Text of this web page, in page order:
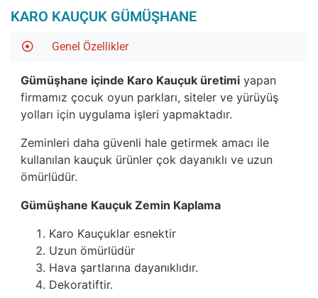
KARO KAUÇUK GÜMÜŞHANE
Genel Özellikler
Gümüşhane içinde Karo Kauçuk üretimi yapan
firmamız çocuk oyun parkları, siteler ve yürüyüş
yolları için uygulama işleri yapmaktadır.
Zeminleri daha güvenli hale getirmek amacı ile
kullanılan kauçuk ürünler çok dayanıklı ve uzun
ömürlüdür.
Gümüşhane Kauçuk Zemin Kaplama
Karo Kauçuklar esnektir
Uzun ömürlüdür
Hava şartlarına dayanıklıdır.
Dekoratiftir.